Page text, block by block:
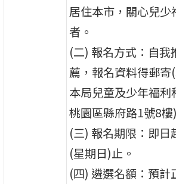
居住本市，關心兒少
者。
(二) 報名方式：自我
薦，報名資料得郵
本局兒童及少年福
桃園區縣府路1號8樓
(三) 報名期限：即日
(星期日)止。
(四) 遴選名額：預計